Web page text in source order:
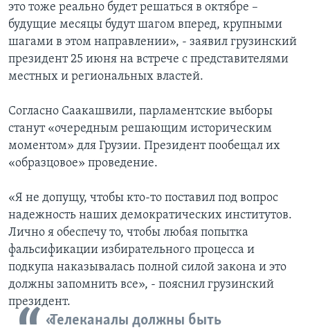
это тоже реально будет решаться в октябре –
будущие месяцы будут шагом вперед, крупными
шагами в этом направлении», - заявил грузинский
президент 25 июня на встрече с представителями
местных и региональных властей.
Согласно Саакашвили, парламентские выборы
станут «очередным решающим историческим
моментом» для Грузии. Президент пообещал их
«образцовое» проведение.
«Я не допущу, чтобы кто-то поставил под вопрос
надежность наших демократических институтов.
Лично я обеспечу то, чтобы любая попытка
фальсификации избирательного процесса и
подкупа наказывалась полной силой закона и это
должны запомнить все», - пояснил грузинский
президент.
«Телеканалы должны быть